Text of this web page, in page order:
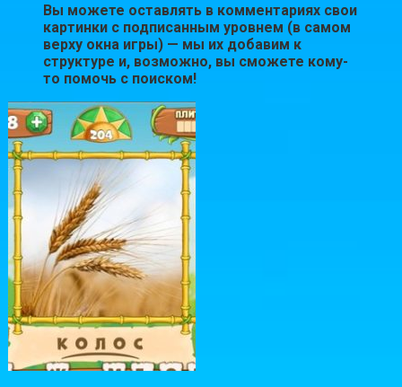
Вы можете оставлять в комментариях свои
картинки с подписанным уровнем (в самом
верху окна игры) — мы их добавим к
структуре и, возможно, вы сможете кому-
то помочь с поиском!